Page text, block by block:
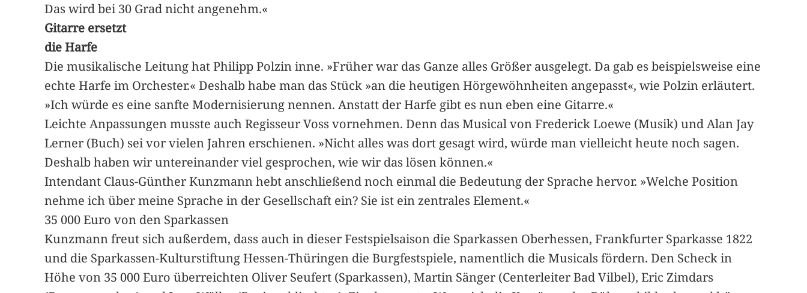
Das wird bei 30 Grad nicht angenehm.«
Gitarre ersetzt
die Harfe
Die musikalische Leitung hat Philipp Polzin inne. »Früher war das Ganze alles Größer ausgelegt. Da gab es beispielsweise eine
echte Harfe im Orchester.« Deshalb habe man das Stück »an die heutigen Hörgewöhnheiten angepasst«, wie Polzin erläutert.
»Ich würde es eine sanfte Modernisierung nennen. Anstatt der Harfe gibt es nun eben eine Gitarre.«
Leichte Anpassungen musste auch Regisseur Voss vornehmen. Denn das Musical von Frederick Loewe (Musik) und Alan Jay
Lerner (Buch) sei vor vielen Jahren erschienen. »Nicht alles was dort gesagt wird, würde man vielleicht heute noch sagen.
Deshalb haben wir untereinander viel gesprochen, wie wir das lösen können.«
Intendant Claus-Günther Kunzmann hebt anschließend noch einmal die Bedeutung der Sprache hervor. »Welche Position
nehme ich über meine Sprache in der Gesellschaft ein? Sie ist ein zentrales Element.«
35 000 Euro von den Sparkassen
Kunzmann freut sich außerdem, dass auch in dieser Festspielsaison die Sparkassen Oberhessen, Frankfurter Sparkasse 1822
und die Sparkassen-Kulturstiftung Hessen-Thüringen die Burgfestspiele, namentlich die Musicals fördern. Den Scheck in
Höhe von 35 000 Euro überreichten Oliver Seufert (Sparkassen), Martin Sänger (Centerleiter Bad Vilbel), Eric Zimdars